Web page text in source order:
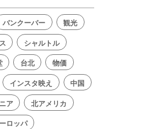
バンクーバー
観光
シャルトル
台北
物価
インスタ映え
中国
ア
北アメリカ
ロッパ